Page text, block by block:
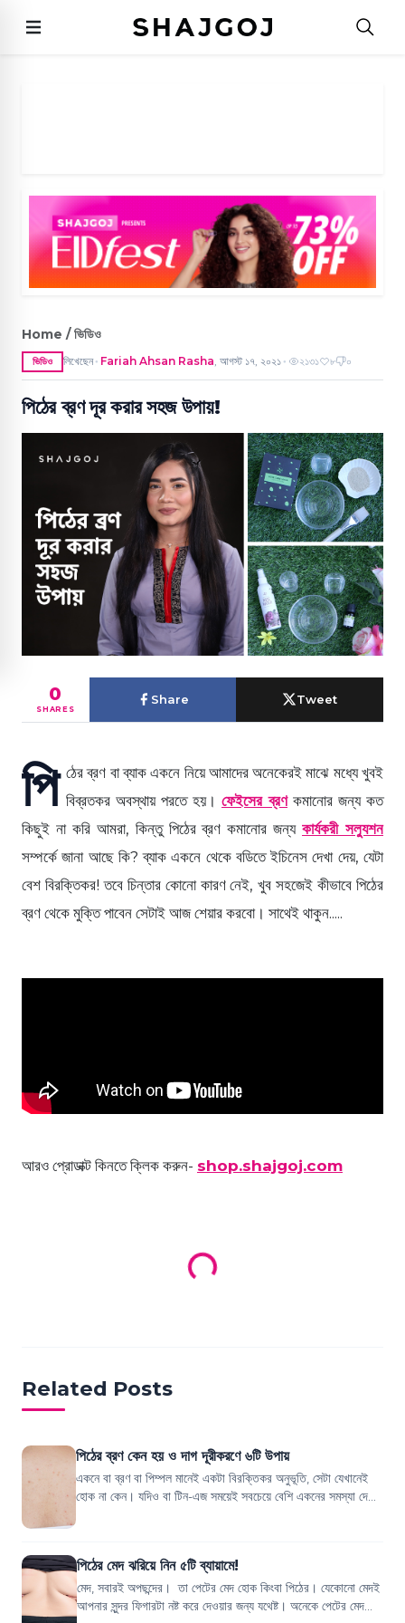
Home / ভিডিও
ভিডিও লিখেছেন ● Fariah Ahsan Rasha, আগস্ট ১৭, ২০২১ ● ২১৩১ ৮ ০
পিঠের ব্রণ দূর করার সহজ উপায়!
0
SHARES
Share Tweet
পি ঠের ব্রণ বা ব্যাক একনে নিয়ে আমাদের অনেকেরই মাঝে মধ্যে খুবই
বিব্রতকর অবস্থায় পরতে হয়। ফেইসের ব্রণকমানোর জন্য কত
কিছুই না করি আমরা, কিন্তু পিঠের ব্রণ কমানোর জন্যকার্যকরী সল্যুশন
সম্পর্কে জানা আছে কি? ব্যাক একনে থেকে বডিতে ইচিনেস দেখা দেয়, যেটা
বেশ বিরক্তিকর! তবে চিন্তার কোনো কারণ নেই, খুব সহজেই কীভাবে পিঠের
ব্রণ থেকে মুক্তি পাবেন সেটাই আজ শেয়ার করবো। সাথেই থাকুন.....
আরও প্রোডাক্ট কিনতে ক্লিক করুন- shop.shajgoj.com
Loading products...
Related Posts
পিঠের ব্রণ কেন হয় ও দাগ দূরীকরণে ৬টি উপায়
একনে বা ব্রণ বা পিম্পল মানেই একটা বিরক্তিকর অনুভূতি, সেটা যেখানেই
হোক না কেন। যদিও বা টিন-এজ সময়েই সবচেয়ে বেশি একনের সমস্যা দেখা
পিঠের মেদ ঝরিয়ে নিন ৫টি ব্যায়ামে!
মেদ, সবারই অপছন্দের। তা পেটের মেদ হোক কিংবা পিঠের। যেকোনো মেদই
আপনার সুন্দর ফিগারটা নষ্ট করে দেওয়ার জন্য যথেষ্ট। অনেকে পেটের মেদ